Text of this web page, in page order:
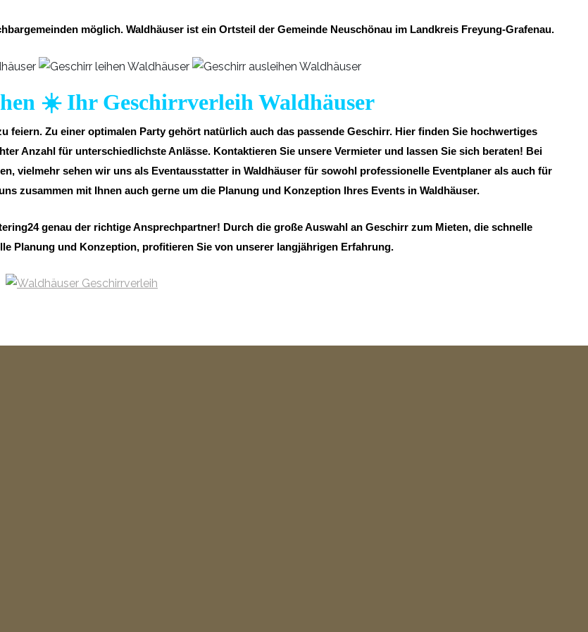
möglich. Waldhäuser ist ein Ortsteil der Gemeinde Neuschönau im Landkreis Freyung-Grafenau.
☀️ Ihr Geschirrverleih Waldhäuser
feiern. Zu einer optimalen Party gehört natürlich auch das passende Geschirr. Hier finden Sie hochwertiges
Anzahl für unterschiedlichste Anlässe. Kontaktieren Sie unsere Vermieter und lassen Sie sich beraten! Bei
vielmehr sehen wir uns als Eventausstatter in Waldhäuser für sowohl professionelle Eventplaner als auch für
zusammen mit Ihnen auch gerne um die Planung und Konzeption Ihres Events in Waldhäuser.
genau der richtige Ansprechpartner! Durch die große Auswahl an Geschirr zum Mieten, die schnelle
Planung und Konzeption, profitieren Sie von unserer langjährigen Erfahrung.